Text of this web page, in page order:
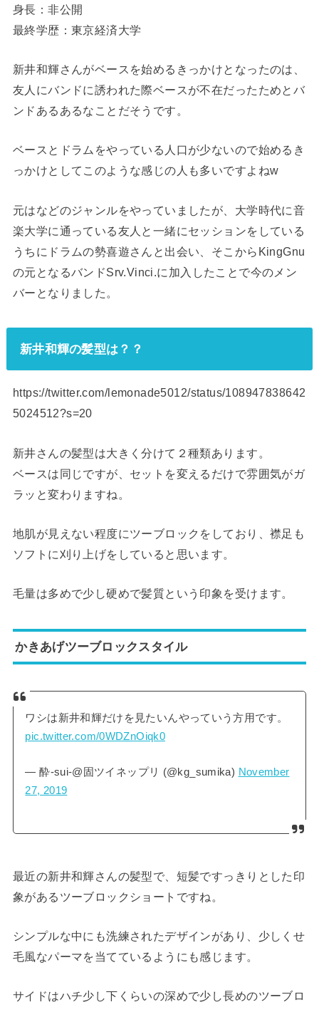
身長：非公開
最終学歴： 東京経済大学
新井和輝さんがベースを始めるきっかけとなったのは、
友人にバンドに誘われた際ベースが不在だったためとバ
ンドあるあるなことだそうです。
ベースとドラムをやっている人口が少ないので始めるき
っかけとしてこのような感じの人も多いですよねw
元はなどのジャンルをやっていましたが、大学時代に音
楽大学に通っている友人と一緒にセッションをしている
うちにドラムの勢喜遊さんと出会い、そこからKingGnu
の元となるバンドSrv.Vinci.に加入したことで今のメン
バーとなりました。
新井和輝の髪型は？？
https://twitter.com/lemonade5012/status/108947838642
5024512?s=20
新井さんの髪型は大きく分けて２種類あります。
ベースは同じですが、セットを変えるだけで雰囲気がガ
ラッと変わりますね。
地肌が見えない程度にツーブロックをしており、襟足も
ソフトに刈り上げをしていると思います。
毛量は多めで少し硬めで髪質という印象を受けます。
かきあげツーブロックスタイル
ワシは新井和輝だけを見たいんやっていう方用です。
pic.twitter.com/0WDZnOiqk0
— 酔-sui-@固ツイネップリ (@kg_sumika) November
27, 2019
最近の新井和輝さんの髪型で、短髪ですっきりとした印
象があるツーブロックショートですね。
シンプルな中にも洗練されたデザインがあり、少しくせ
毛風なパーマを当てているようにも感じます。
サイドはハチ少し下くらいの深めで少し長めのツーブロ